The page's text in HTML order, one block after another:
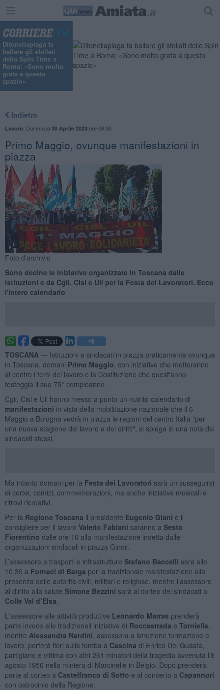
Ditonellapiaga fa
ballare gli sfollati
dello Spin Time a
Roma: «Sono molto
grata a questo
spazio»
Indietro
Lavoro Domenica 30 Aprile 2023ore 08:30
Primo Maggio, ovunque manifestazioni in
piazza
Foto d'archivio
Sono decine le iniziative organizzate in Toscana dalle
istituzioni e da Cgil, Cisl e Uil per la Festa dei Lavoratori. Ecco
l'intero calendario
TOSCANA — Istituzioni e sindacati in piazza praticamente ovunque
in Toscana, domani Primo Maggio , con iniziative che metteranno
al centro i temi del lavoro e la Costituzione che quest'anno
festeggia il suo 75° compleanno.
Cgil, Cisl e Uil hanno messo a punto un nutrito calendario di
manifestazioni in vista della mobilitazione nazionale che il 6
Maggio a Bologna vedrà in piazza le regioni del centro Italia "per
una nuova stagione del lavoro e dei diritti", si spiega in una nota dei
sindacati stessi.
Ma intanto domani per la Festa dei Lavoratori sarà un susseguirsi
di cortei, comizi, commemorazioni, ma anche iniziative musicali e
ritrovi ricreativi.
Per la Regione Toscana il presidente Eugenio Giani e il
consigliere per il lavoro Valerio Fabiani saranno a Sesto
Fiorentino dalle ore 10 alla manifestazione indetta dalle
organizzazioni sindacali in piazza Ginori.
L’assessore a trasporti e infrastrutture Stefano Baccelli sarà alle
10,30 a Fornaci di Barga per la tradizionale manifestazione alla
presenza delle autorità civili, militari e religiose, mentre l’assessore
al diritto alla salute Simone Bezzini sarà al corteo dei sindacati a
Colle Val d’Elsa
L'assessore alle attività produttive Leonardo Marras prenderà
parte invece alle tradizionali iniziative di Roccastrada e Torniella
mentre Alessandra Nardini , assessora a istruzione formazione e
lavoro, porterà fiori sulla tomba a Cascina di Enrico Del Guasta,
partigiano e vittima con altri 261 minatori della tragedia avvenuta l’8
agosto 1956 nella miniera di Marcinelle in Belgio. Dopo prenderà
parte al corteo a Castelfranco di Sotto e al concerto a Capannori
con patrocinio della Regione.